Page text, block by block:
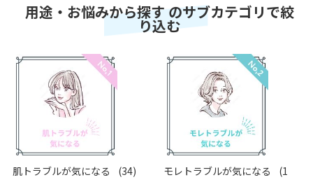
用途・お悩みから探す のサブカテゴリで絞
り込む
肌トラブルが気になる (34) モレトラブルが気になる
(1